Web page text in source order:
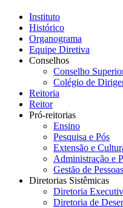
Instituto
Histórico
Organograma
Equipe Diretiva
Conselhos
Conselho
Colégio de
Reitoria
Reitor
Pró-reitorias
Ensino
Pesquisa e Pós
Extensão e
Administração e
Gestão de Pessoas
Diretorias Sistêmicas
Diretoria
Diretoria de